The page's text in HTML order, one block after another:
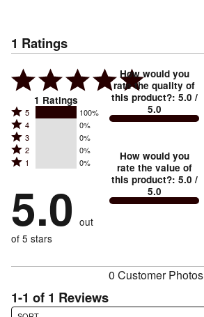
1 Ratings
1 Ratings
Rated
5
stars
by
of
reviewers
5 100%
Rated
4
stars
by
of
reviewers
4 0%
Rated
3
stars
0%
of
reviewers
3 0%
Rated
2
by
0%
of
reviewers
2 0%
Rated
stars
by
0%
of
1 0%
5.0 out
of 5 stars
How would you
rate the quality of
this product?: 5.0 /
5.0
How would you
rate the value of
this product?: 5.0 /
5.0
0 Customer Photos
1-1 of 1 Reviews